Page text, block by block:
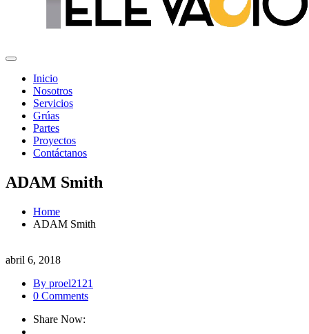
Inicio
Nosotros
Servicios
Grúas
Partes
Proyectos
Contáctanos
ADAM Smith
Home
ADAM Smith
abril 6, 2018
By proel2121
0 Comments
Share Now: